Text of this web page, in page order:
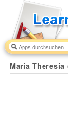
Maria Theresia